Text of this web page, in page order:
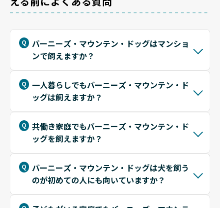
バーニーズ・マウンテン・ドッグはマンショ
ンで飼えますか？
一人暮らしでもバーニーズ・マウンテン・ド
ッグは飼えますか？
共働き家庭でもバーニーズ・マウンテン・ド
ッグを飼えますか？
バーニーズ・マウンテン・ドッグは犬を飼う
のが初めての人にも向いていますか？